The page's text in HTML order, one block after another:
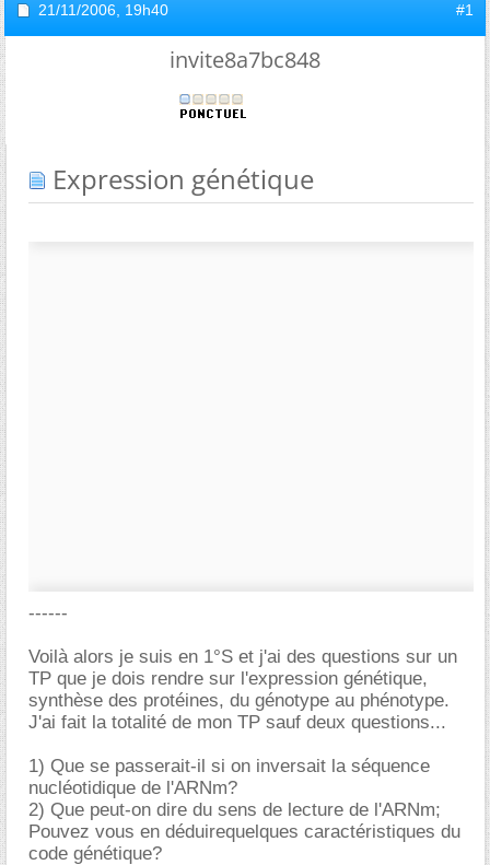
21/11/2006, 19h40 #1
invite8a7bc848
Expression génétique
------
Voilà alors je suis en 1°S et j'ai des questions sur un
TP que je dois rendre sur l'expression génétique,
synthèse des protéines, du génotype au phénotype.
J'ai fait la totalité de mon TP sauf deux questions...
1) Que se passerait-il si on inversait la séquence
nucléotidique de l'ARNm?
2) Que peut-on dire du sens de lecture de l'ARNm;
Pouvez vous en déduirequelques caractéristiques du
code génétique?